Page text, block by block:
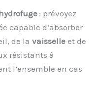
: prévoyez
capable d’absorber
de lavaisselle et de
résistants à
l’ensemble en cas